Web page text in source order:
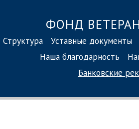
ФОНД
Структура Уставные документы
Наша благодарность
Банковские